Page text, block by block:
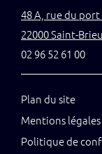
Plan du site
Mentions légales
Politique de
48 A, rue du port
22000 Saint-
02 96 52 61 00